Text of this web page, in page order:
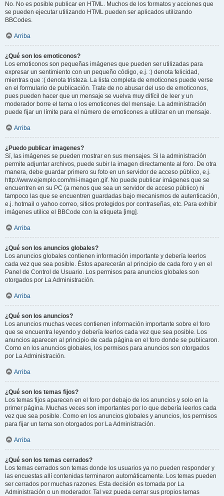
No. No es posible publicar en HTML. Muchos de los formatos y acciones que
se pueden ejecutar utilizando HTML pueden ser aplicados utilizando
BBCodes.
Arriba
¿Qué son los emoticonos?
Los emoticonos son pequeñas imágenes que pueden ser utilizadas para
expresar un sentimiento con un pequeño código, e.j. :) denota felicidad,
mientras que :( denota tristeza. La lista completa de emoticones puede verse
en el formulario de publicación. Trate de no abusar del uso de emoticonos,
pues pueden hacer que un mensaje se vuelva muy difícil de leer y un
moderador borre el tema o los emoticones del mensaje. La administración
puede fijar un límite para el número de emoticones a utilizar en un mensaje.
Arriba
¿Puedo publicar imagenes?
Sí, las imágenes se pueden mostrar en sus mensajes. Si la administración
permite adjuntar archivos, puede subir la imagen directamente al foro. De otra
manera, debe guardar primero su foto en un servidor de acceso público, e.j.
http://www.ejemplo.com/mi-imagen.gif. No puede publicar imágenes que se
encuentren en su PC (a menos que sea un servidor de acceso público) ni
tampoco las que se encuentren guardadas bajo mecanismos de autenticación,
e.j. hotmail o yahoo correo, sitios protegidos por contraseñas, etc. Para exhibir
imágenes utilice el BBCode con la etiqueta [img].
Arriba
¿Qué son los anuncios globales?
Los anuncios globales contienen información importante y debería leerlos
cada vez que sea posible. Éstos aparecerán al principio de cada foro y en el
Panel de Control de Usuario. Los permisos para anuncios globales son
otorgados por La Administración.
Arriba
¿Qué son los anuncios?
Los anuncios muchas veces contienen información importante sobre el foro
que se encuentra leyendo y debería leerlos cada vez que sea posible. Los
anuncios aparecen al principio de cada página en el foro donde se publicaron.
Como en los anuncios globales, los permisos para anuncios son otorgados
por La Administración.
Arriba
¿Qué son los temas fijos?
Los temas fijos aparecen en el foro por debajo de los anuncios y solo en la
primer página. Muchas veces son importantes por lo que debería leerlos cada
vez que sea posible. Como en los anuncios globales y anuncios, los permisos
para fijar un tema son otorgados por La Administración.
Arriba
¿Qué son los temas cerrados?
Los temas cerrados son temas donde los usuarios ya no pueden responder y
las encuestas allí contenidas terminaron automáticamente. Los temas pueden
ser cerrados por muchas razones. Esta decisión es tomada por La
Administración o un moderador. Tal vez pueda cerrar sus propios temas